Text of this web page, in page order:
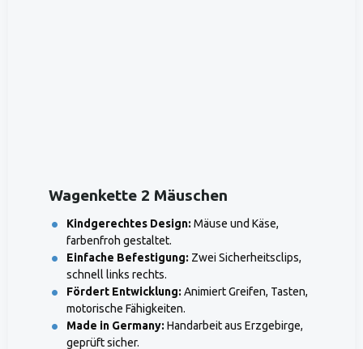
Wagenkette 2 Mäuschen
Kindgerechtes Design: Mäuse und Käse,
farbenfroh gestaltet.
Einfache Befestigung: Zwei Sicherheitsclips,
schnell links rechts.
Fördert Entwicklung: Animiert Greifen, Tasten,
motorische Fähigkeiten.
Made in Germany: Handarbeit aus Erzgebirge,
geprüft sicher.